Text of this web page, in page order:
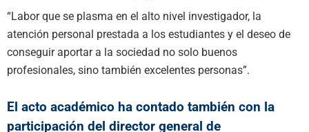
“Labor que se plasma en el alto nivel investigador, la
atención personal prestada a los estudiantes y el deseo de
conseguir aportar a la sociedad no solo buenos
profesionales, sino también excelentes personas”.
El acto académico ha contado también con la
participación del director general de